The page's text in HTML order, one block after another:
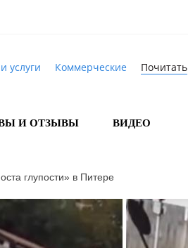
услуги Коммерческие Почитать
И ОТЗЫВЫ ВИДЕО
глупости» в Питере